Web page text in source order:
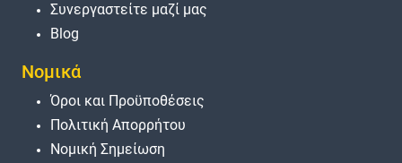
Συνεργαστείτε μαζί μας
Blog
Νομικά
Όροι και Προϋποθέσεις
Πολιτική Απορρήτου
Νομική Σημείωση